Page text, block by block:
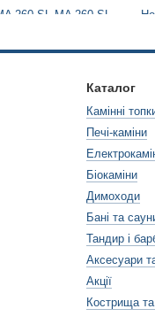
Каталог
Камінні
Печі-каміни
Біокаміни
Димоходи
Бані та
Тандир і
Аксесуари
Акції
Кострища